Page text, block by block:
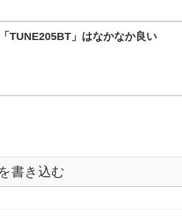
TUNE205BT」はなかなか良い
書き込む